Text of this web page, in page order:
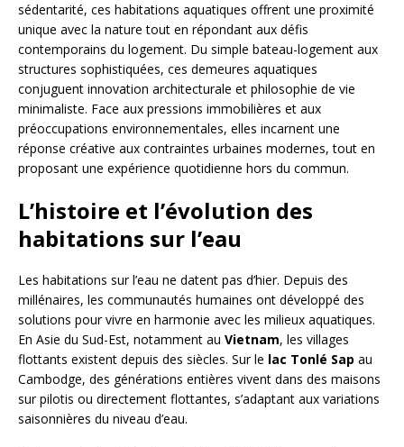
sédentarité, ces habitations aquatiques offrent une proximité
unique avec la nature tout en répondant aux défis
contemporains du logement. Du simple bateau-logement aux
structures sophistiquées, ces demeures aquatiques
conjuguent innovation architecturale et philosophie de vie
minimaliste. Face aux pressions immobilières et aux
préoccupations environnementales, elles incarnent une
réponse créative aux contraintes urbaines modernes, tout en
proposant une expérience quotidienne hors du commun.
L’histoire et l’évolution des
habitations sur l’eau
Les habitations sur l’eau ne datent pas d’hier. Depuis des
millénaires, les communautés humaines ont développé des
solutions pour vivre en harmonie avec les milieux aquatiques.
En Asie du Sud-Est, notamment au Vietnam, les villages
flottants existent depuis des siècles. Sur le lac Tonlé Sap au
Cambodge, des générations entières vivent dans des maisons
sur pilotis ou directement flottantes, s’adaptant aux variations
saisonnières du niveau d’eau.